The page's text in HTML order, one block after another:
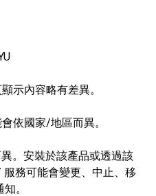
示內容略有差異。
依國家/地區而異。
。安裝於該產品或透過該
務可能會變更、中止、移
。